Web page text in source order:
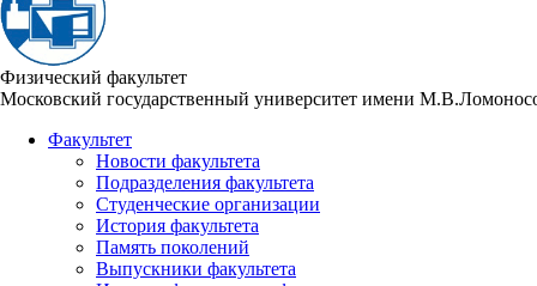
Физический факультет
Московский государственный университет имени
Факультет
Новости факультета
Подразделения факультета
Студенческие организации
История факультета
Память поколений
Выпускники факультета